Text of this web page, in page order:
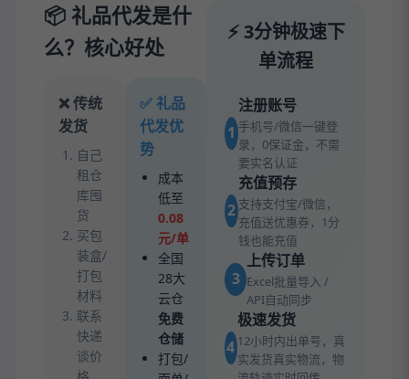
📦 礼品代发是什
么？核心好处
❌ 传统
发货
自己
租仓
库囤
货
买包
装盒/
打包
材料
联系
快递
谈价
✅ 礼品
代发优
势
成本
低至
0.08
元/单
全国
28大
云仓
免费
仓储
打包/
⚡ 3分钟极速下
单流程
1
注册账号
手机号/微信一键登
录，0保证金，不需
要实名认证
2
充值预存
支持支付宝/微信，
充值送优惠券，1分
钱也能充值
3
上传订单
Excel批量导入 /
API自动同步
4
极速发货
12小时内出单号，真
实发货真实物流，物